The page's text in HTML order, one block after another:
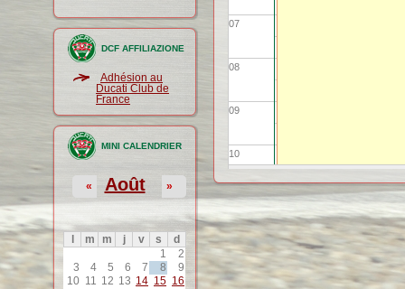
DCF AFFILIAZIONE
Adhésion au
Ducati Club de
France
MINI CALENDRIER
Août
« »
m m j v s
d
1
2
3
4 5 6 7 8
9
10 11 12 13 14 15 16
07
08
09
10
11
12
13